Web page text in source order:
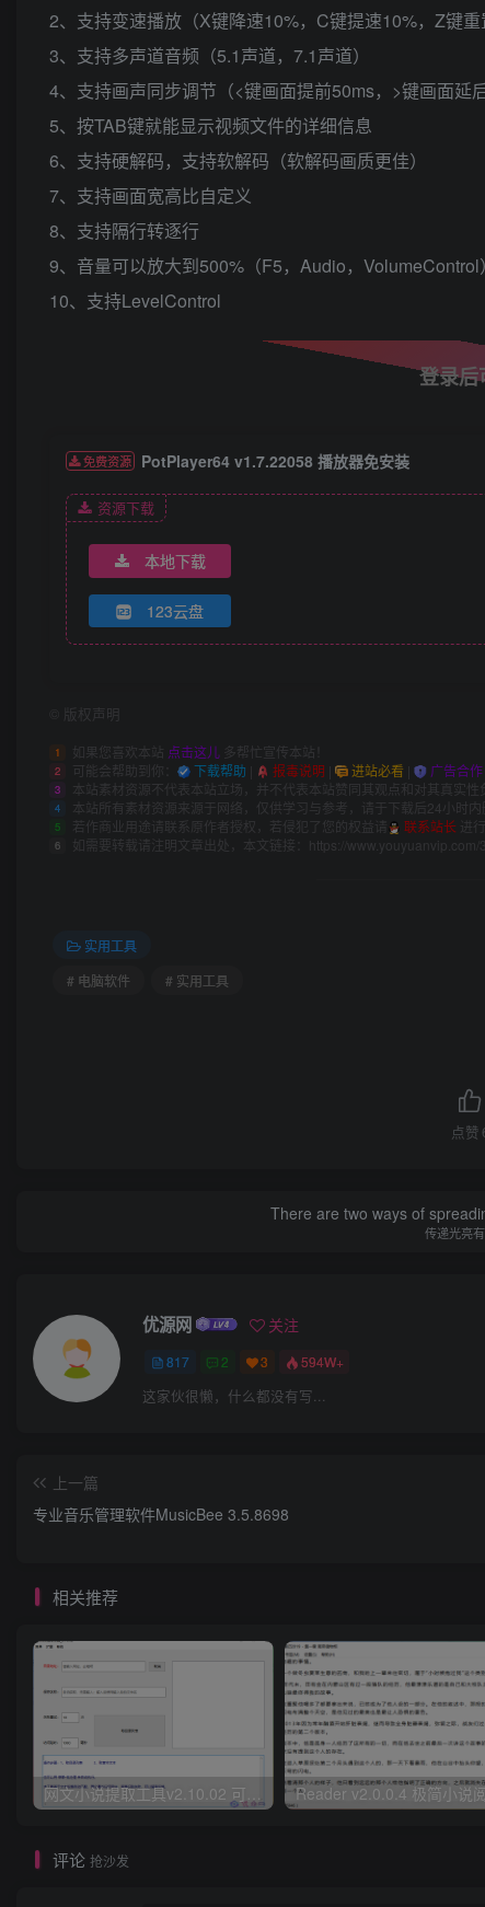
2、支持变速播放（X键降速10%，C键提速10%，Z键重
3、支持多声道音频（5.1声道，7.1声道）
4、支持画声同步调节（<键画面提前50ms，>键画面延
5、按TAB键就能显示视频文件的详细信息
6、支持硬解码，支持软解码（软解码画质更佳）
7、支持画面宽高比自定义
8、支持隔行转逐行
9、音量可以放大到500%（F5，Audio，VolumeControl）
10、支持LevelControl
登录后
免费资源 PotPlayer64 v1.7.22058 播放器免安装
资源下载
本地下载
123云盘
版权声明
1 如果您喜欢本站 点击这儿 多帮忙宣传本站！
2 可能会帮助到你： 下载帮助 报毒说明 | 进站必看 | 广告合作
3 本站素材资源不代表本站立场，并不代表本站赞同其观点和对其真实性
4 本站所有素材资源来源于网络，仅供学习与参考，请于下载后24小时内
5 若作商业用途请联系原作者授权，若侵犯了您的权益请 联系站长 进
6 如需要转载请注明文章出处，本文链接： https://www.youyuanvip.com/
实用工具
# 电脑软件
# 实用工具
点赞
There are two ways of
传递光亮
优源网 关注
817 2 3 594W+
这家伙很懒，什么都没有写...
上一篇
专业音乐管理软件MusicBee 3.5.8698
相关推荐
评论 抢沙发